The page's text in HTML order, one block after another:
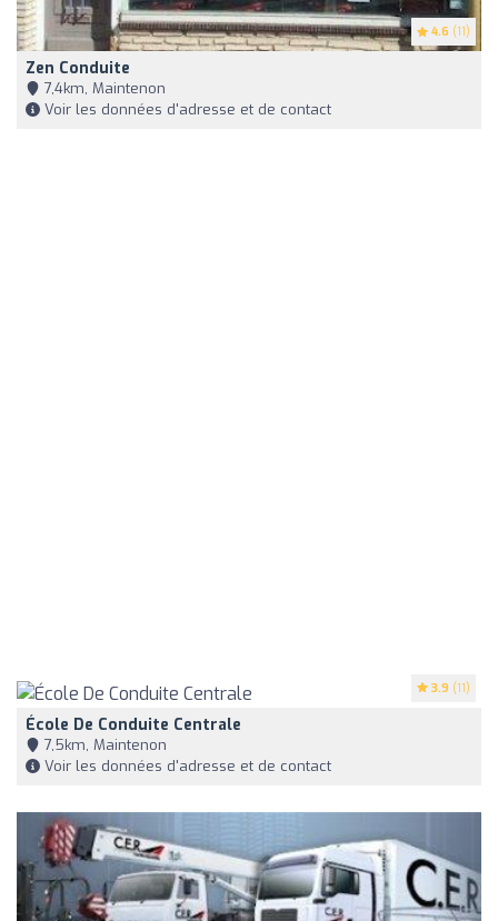
4.6 (11)
Zen Conduite
7,4km, Maintenon
Voir les données d'adresse et de contact
3.9 (11)
École De Conduite Centrale
7,5km, Maintenon
Voir les données d'adresse et de contact